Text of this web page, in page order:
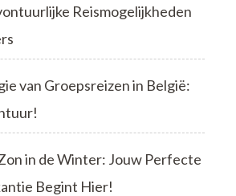
Reismogelijkheden
van Groepsreizen in België:
in de Winter: Jouw Perfecte
Begint Hier!